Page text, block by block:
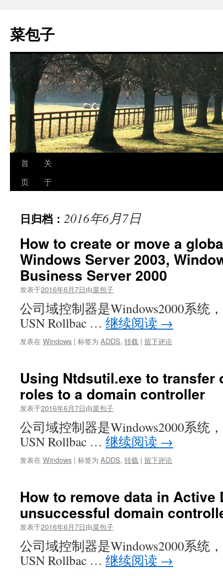
正
文
菜包子
首
页
关
于
日归档： 2016年6月7日
How to create or move a
Windows Server 2003,
Business Server 2000
发表于2016年6月7日由菜包子
公司域控制器是Windows2000系统
USN Rollbac … 继续阅读 →
发表在 Windows | 标签为 ADDS, 转载 | 留下评论
Using Ntdsutil.exe to transfer
roles to a domain controller
发表于2016年6月7日由菜包子
公司域控制器是Windows2000系统
USN Rollbac … 继续阅读 →
发表在 Windows | 标签为 ADDS, 转载 | 留下评论
How to remove data in
unsuccessful domain
发表于2016年6月7日由菜包子
公司域控制器是Windows2000系统
USN Rollbac … 继续阅读 →